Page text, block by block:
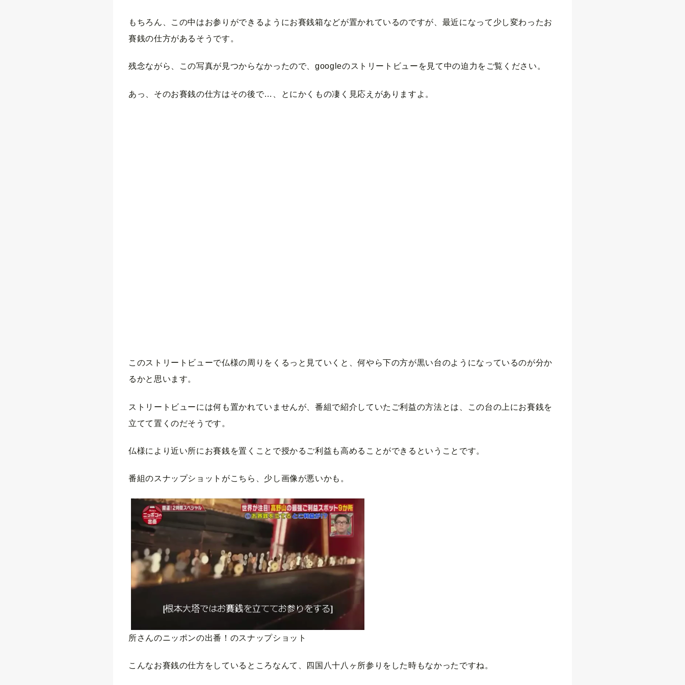
もちろん、この中はお参りができるようにお賽銭箱などが置かれているのですが、最近になって少し変わったお
賽銭の仕方があるそうです。
残念ながら、この写真が見つからなかったので、googleのストリートビューを見て中の迫力をご覧ください。
あっ、そのお賽銭の仕方はその後で…、とにかくもの凄く見応えがありますよ。
このストリートビューで仏様の周りをくるっと見ていくと、何やら下の方が黒い台のようになっているのが分か
るかと思います。
ストリートビューには何も置かれていませんが、番組で紹介していたご利益の方法とは、この台の上にお賽銭を
立てて置くのだそうです。
仏様により近い所にお賽銭を置くことで授かるご利益も高めることができるということです。
番組のスナップショットがこちら、少し画像が悪いかも。
所さんのニッポンの出番！のスナップショット
こんなお賽銭の仕方をしているところなんて、四国八十八ヶ所参りをした時もなかったですね。